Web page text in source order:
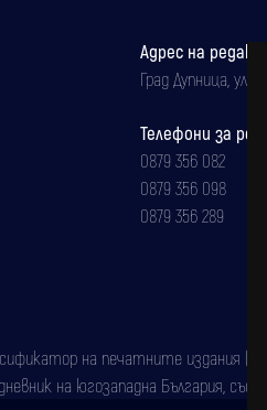
Адрес на
Град Дупница,
Телефони за
0879 356 082
0879 356 098
0879 356 289
на печатните издания
на югозападна България, със